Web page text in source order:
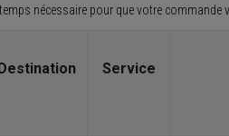
nécessaire pour que votre commande
Service